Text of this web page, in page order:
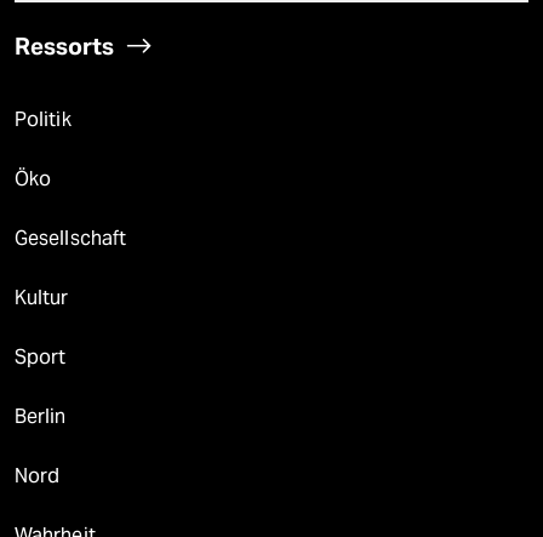
Ressorts
Politik
Öko
Gesellschaft
Kultur
Sport
Berlin
Nord